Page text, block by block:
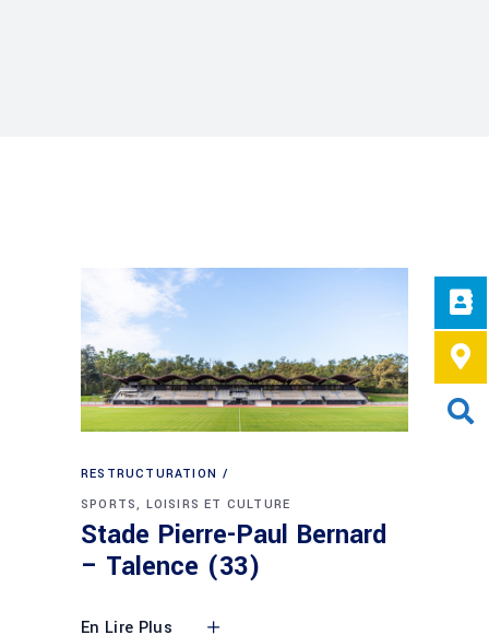
RESTRUCTURATION
SPORTS, LOISIRS ET CULTURE
Stade Pierre-Paul Bernard
– Talence (33)
En Lire Plus